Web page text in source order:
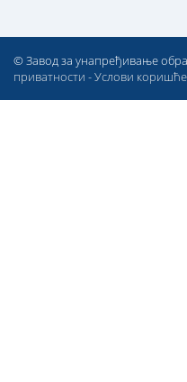
© Завод за унапређивање
приватности -Услови